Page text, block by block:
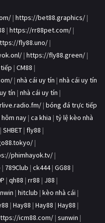
| https://bet88.graphics/ |
| https://rr88pet.com/ |
fly88.uno/ |
| https://fly88.green/ |
| CM88 |
| nhà cái uy tín | nhà cái uy tín
tín | nhà cái uy tín |
| bóng đá trực tiếp
nay | ca khia | tỷ lệ kèo nhà
| SHBET | fly88 |
|
phimhayok.tv/ |
| 789Club | ck444| GG88 |
| qh88 | rr88 | J88 |
| hitclub | kèo nhà cái |
| Hay88 | Hay88 | Hay88 |
icm88.com/ | sunwin |